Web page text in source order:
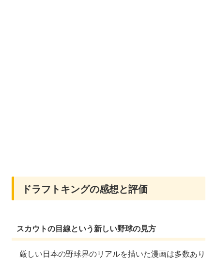
ドラフトキングの感想と評価
スカウトの目線という新しい野球の見方
厳しい日本の野球界のリアルを描いた漫画は多数あり